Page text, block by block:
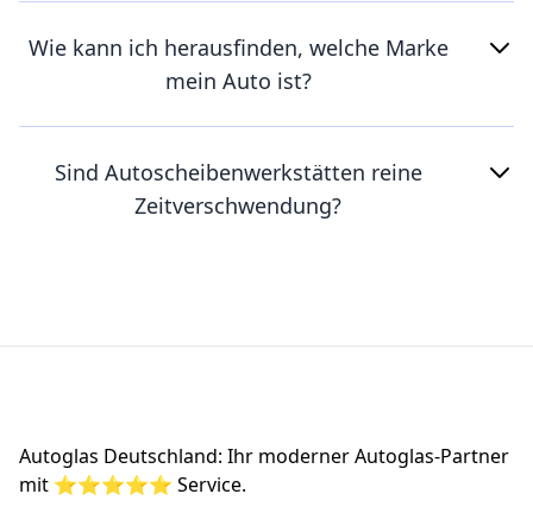
Wie kann ich herausfinden, welche Marke
mein Auto ist?
Sind Autoscheibenwerkstätten reine
Zeitverschwendung?
Autoglas Deutschland: Ihr moderner Autoglas-Partner
mit ⭐⭐⭐⭐⭐ Service.